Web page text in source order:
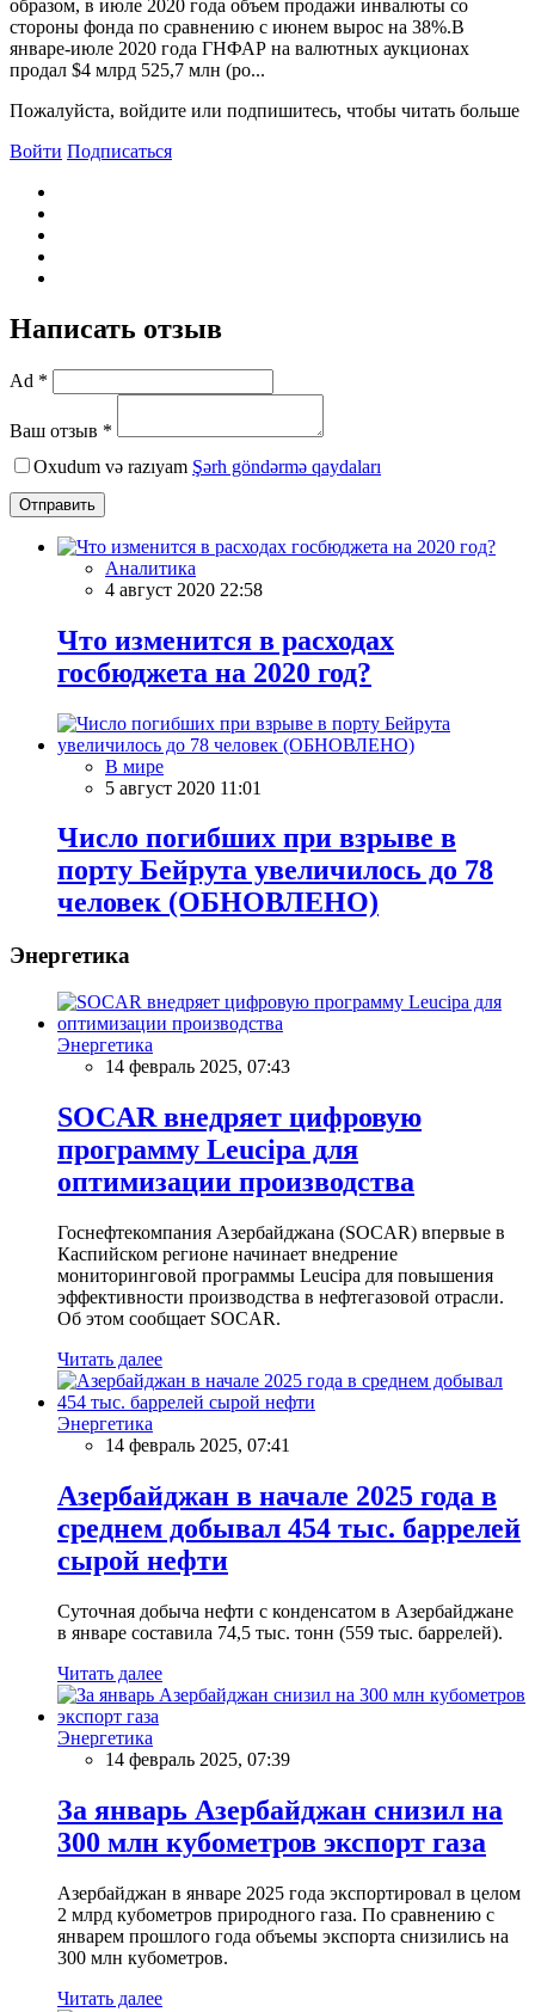
образом, в июле 2020 года объем продажи инвалюты со
стороны фонда по сравнению с июнем вырос на 38%.В
январе-июле 2020 года ГНФАР на валютных аукционах
продал $4 млрд 525,7 млн (ро...
Пожалуйста, войдите или подпишитесь, чтобы читать больше
Войти Подписаться
Написать отзыв
Ad *
Ваш отзыв *
Oxudum və razıyam Şərh göndərmə qaydaları
Отправить
Аналитика
4 август 2020 22:58
Что изменится в расходах
госбюджета на 2020 год?
В мире
5 август 2020 11:01
Число погибших при взрыве в
порту Бейрута увеличилось до 78
человек (ОБНОВЛЕНО)
Энергетика
Энергетика
14 февраль 2025, 07:43
SOCAR внедряет цифровую
программу Leucipa для
оптимизации производства
Госнефтекомпания Азербайджана (SOCAR) впервые в
Каспийском регионе начинает внедрение
мониторинговой программы Leucipa для повышения
эффективности производства в нефтегазовой отрасли.
Об этом сообщает SOCAR.
Читать далее
Энергетика
14 февраль 2025, 07:41
Азербайджан в начале 2025 года в
среднем добывал 454 тыс. баррелей
сырой нефти
Суточная добыча нефти с конденсатом в Азербайджане
в январе составила 74,5 тыс. тонн (559 тыс. баррелей).
Читать далее
Энергетика
14 февраль 2025, 07:39
За январь Азербайджан снизил на
300 млн кубометров экспорт газа
Азербайджан в январе 2025 года экспортировал в целом
2 млрд кубометров природного газа. По сравнению с
январем прошлого года объемы экспорта снизились на
300 млн кубометров.
Читать далее